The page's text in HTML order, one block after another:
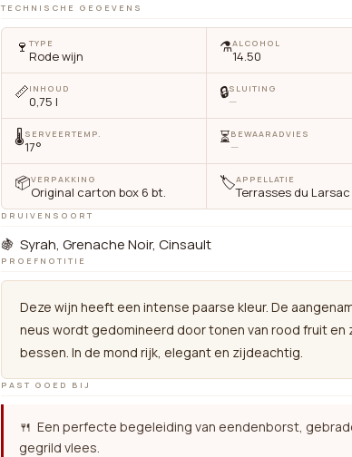
TECHNISCHE GEGEVENS
🍷 TYPE
Rode wijn ⚗️ALCOHOL
14.50
📏INHOUD
0,75 l 🔒SLUITING
—
🌡SERVEERTEMP.
17° ⏳BEWAARADVIES
—
📦VERPAKKING
Original carton box 6 bt. 🏷APPELLATIE
Terrasses du Larsac
DRUIVENSOORT
🍇 Syrah, Grenache Noir, Cinsault
PROEFNOTITIE
Deze wijn heeft een intense paarse kleur. De
neus wordt gedomineerd door tonen van rood fruit en
bessen. In de mond rijk, elegant en zijdeachtig.
PAST GOED BIJ
🍴 Een perfecte begeleiding van eendenborst,
gegrild vlees.